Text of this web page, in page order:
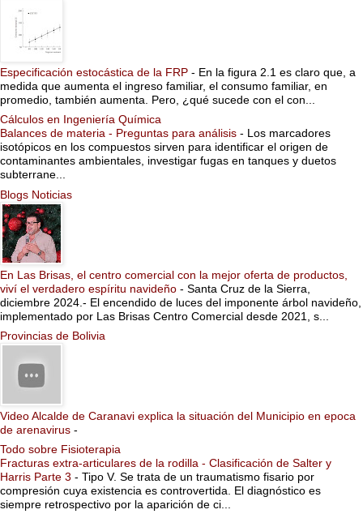
Especificación estocástica de la FRP - En la figura 2.1 es claro que, a
medida que aumenta el ingreso familiar, el consumo familiar, en
promedio, también aumenta. Pero, ¿qué sucede con el con...
Cálculos en Ingeniería Química
Balances de materia - Preguntas para análisis - Los marcadores
isotópicos en los compuestos sirven para identificar el origen de
contaminantes ambientales, investigar fugas en tanques y duetos
subterrane...
Blogs Noticias
En Las Brisas, el centro comercial con la mejor oferta de productos,
viví el verdadero espíritu navideño - Santa Cruz de la Sierra,
diciembre 2024.- El encendido de luces del imponente árbol navideño,
implementado por Las Brisas Centro Comercial desde 2021, s...
Provincias de Bolivia
Video Alcalde de Caranavi explica la situación del Municipio en epoca
de arenavirus -
Todo sobre Fisioterapia
Fracturas extra-articulares de la rodilla - Clasificación de Salter y
Harris Parte 3 - Tipo V. Se trata de un traumatismo fisario por
compresión cuya existencia es controvertida. El diagnóstico es
siempre retrospectivo por la aparición de ci...